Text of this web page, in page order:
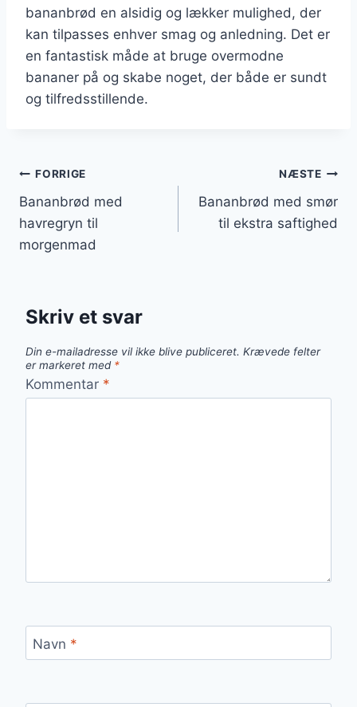
bananbrød en alsidig og lækker mulighed, der
kan tilpasses enhver smag og anledning. Det er
en fantastisk måde at bruge overmodne
bananer på og skabe noget, der både er sundt
og tilfredsstillende.
Indlægsnavigation
FORRIGE
Bananbrød med
havregryn til
morgenmad
NÆSTE
Bananbrød med smør
til ekstra saftighed
Skriv et svar
Din e-mailadresse vil ikke blive publiceret. Krævede felter
er markeret med *
Kommentar *
Navn *